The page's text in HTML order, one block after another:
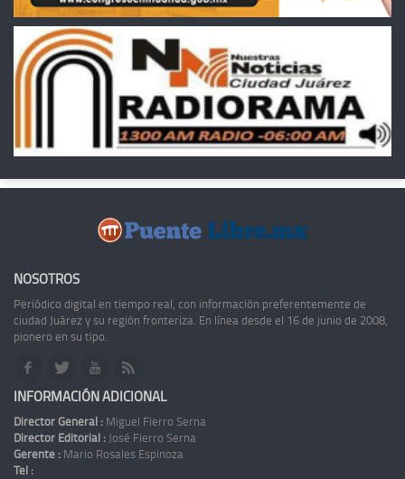
NOSOTROS
Periódico digital en tiempo real, con información preferentemente de
ciudad Juárez y su región fronteriza. En línea desde el 16 de junio de 2008,
pionero en su tipo.
INFORMACIÓN ADICIONAL
Director General : Miguel Fierro Serna
Director Editorial : José Fierro Serna
Gerente : Mario Rosales Espinoza
Tel :